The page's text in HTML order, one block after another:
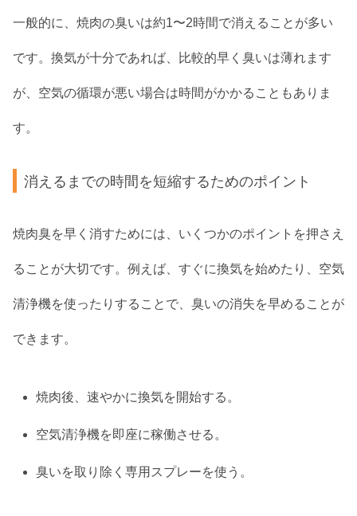
一般的に、焼肉の臭いは約1〜2時間で消えることが多い
です。換気が十分であれば、比較的早く臭いは薄れます
が、空気の循環が悪い場合は時間がかかることもありま
す。
消えるまでの時間を短縮するためのポイント
焼肉臭を早く消すためには、いくつかのポイントを押さえ
ることが大切です。例えば、すぐに換気を始めたり、空気
清浄機を使ったりすることで、臭いの消失を早めることが
できます。
焼肉後、速やかに換気を開始する。
空気清浄機を即座に稼働させる。
臭いを取り除く専用スプレーを使う。